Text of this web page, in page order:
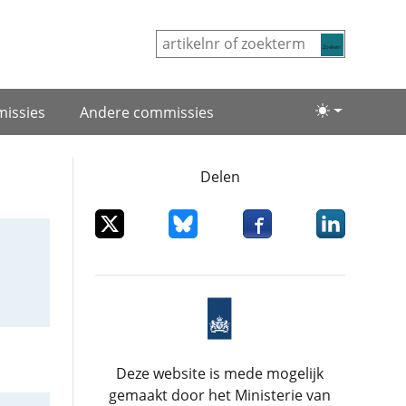
Lichte/
Andere commissies
Delen
Deel dit item op XDeel dit item op Bluesky
Deel dit item op
Deel dit
Deze website is mede mogelijk
gemaakt door het Ministerie van